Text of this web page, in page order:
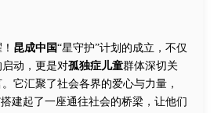
昆成中国“星守护”计划的成立，不仅
动，更是对孤独症儿童群体深切关
它汇聚了社会各界的爱心与力量，
建起了一座通往社会的桥梁，让他们